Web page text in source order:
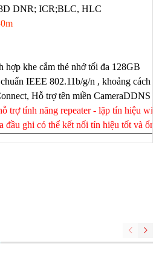
DNR; ICR;BLC, HLC
khe cắm thẻ nhớ tối đa 128GB
IEEE 802.11b/g/n , khoảng cách
Hỗ trợ tên miền CameraDDNS
trợ tính năng repeater - lặp tín hiệu
đầu ghi có thể kết nối tín hiệu tốt và ổn